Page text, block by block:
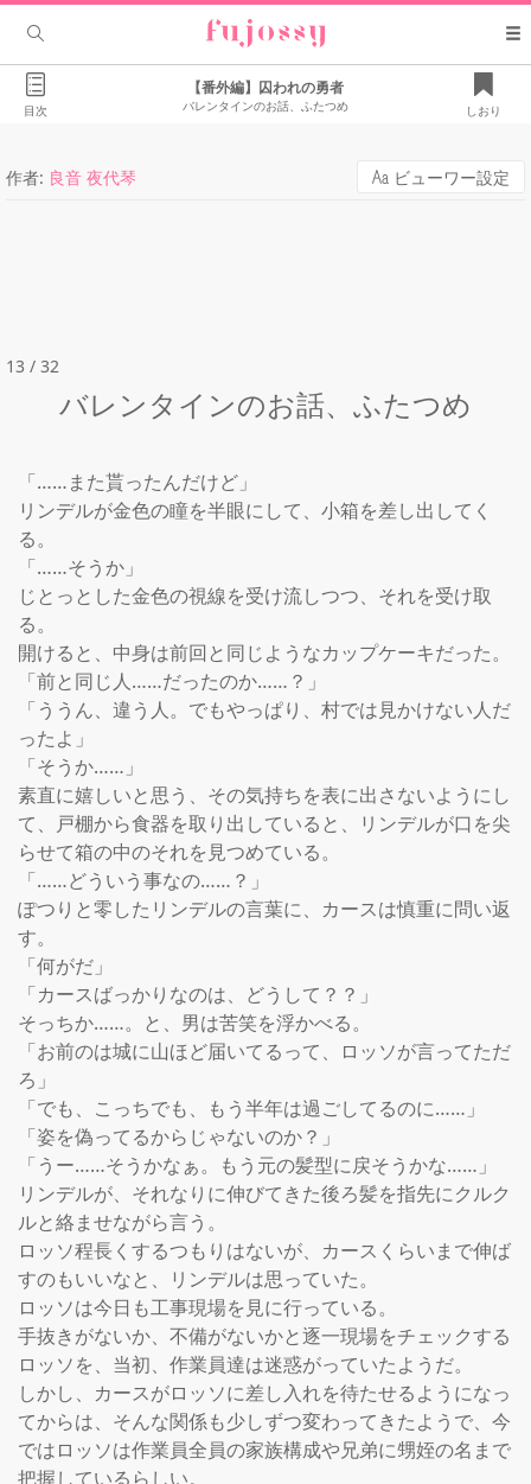
目次
【番外編】囚われの勇者
バレンタインのお話、ふたつめ しおり
作者: 良音 夜代琴 ビューワー設定
13 / 32
バレンタインのお話、ふたつめ
「……また貰ったんだけど」
リンデルが金色の瞳を半眼にして、小箱を差し出してく
る。
「……そうか」
じとっとした金色の視線を受け流しつつ、それを受け取
る。
開けると、中身は前回と同じようなカップケーキだった。
「前と同じ人……だったのか……？」
「ううん、違う人。でもやっぱり、村では見かけない人だ
ったよ」
「そうか……」
素直に嬉しいと思う、その気持ちを表に出さないようにし
て、戸棚から食器を取り出していると、リンデルが口を尖
らせて箱の中のそれを見つめている。
「……どういう事なの……？」
ぽつりと零したリンデルの言葉に、カースは慎重に問い返
す。
「何がだ」
「カースばっかりなのは、どうして？？」
そっちか……。と、男は苦笑を浮かべる。
「お前のは城に山ほど届いてるって、ロッソが言ってただ
ろ」
「でも、こっちでも、もう半年は過ごしてるのに……」
「姿を偽ってるからじゃないのか？」
「うー……そうかなぁ。もう元の髪型に戻そうかな……」
リンデルが、それなりに伸びてきた後ろ髪を指先にクルク
ルと絡ませながら言う。
ロッソ程長くするつもりはないが、カースくらいまで伸ば
すのもいいなと、リンデルは思っていた。
ロッソは今日も工事現場を見に行っている。
手抜きがないか、不備がないかと逐一現場をチェックする
ロッソを、当初、作業員達は迷惑がっていたようだ。
しかし、カースがロッソに差し入れを待たせるようになっ
てからは、そんな関係も少しずつ変わってきたようで、今
ではロッソは作業員全員の家族構成や兄弟に甥姪の名まで
把握しているらしい。